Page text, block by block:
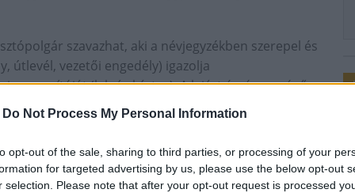
Do Not Process My Personal Information
opt-out of the sale, sharing to third parties, or processing of your
for targeted advertising by us, please use the below opt-out
selection. Please note that after your opt-out request is processed
szavazhat, aki a névjegyzékben szerepel és
útlevél, vezetői engedély) igazolja
azonosítóját (lakcímkártya). A lejárt érvényességű
szavazatszámláló bizottság köteles visszautasítani.
Tolna Megyei Kormányhivatal kormányablakai
lehetőséget a lejárt érvényességű okmányok
napokon (péntektől vasárnapig) reggel 7:00